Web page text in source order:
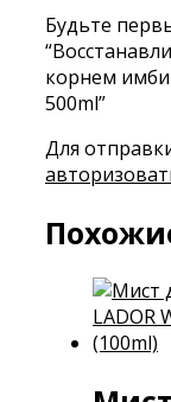
Будьте
корнем
500ml”
Для